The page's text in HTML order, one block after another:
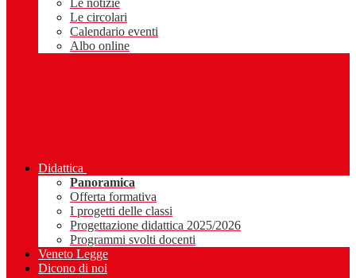
Le notizie
Le circolari
Calendario eventi
Albo online
Didattica
Panoramica
Offerta formativa
I progetti delle classi
Progettazione didattica 2025/2026
Programmi svolti docenti
Veneto Legge
Dicono di noi